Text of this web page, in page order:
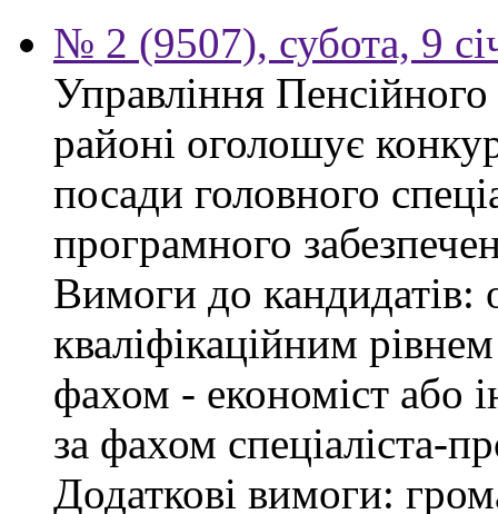
№ 2 (9507), субота, 9
Управління
районі оголошує
посади головного
програмного
Вимоги до кандидатів:
кваліфікаційним
фахом - економіст або
за фахом спеціаліста-
Додаткові вимоги: